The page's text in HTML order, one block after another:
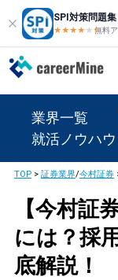
SPI対策問題集
★★★★ ★★
無料
業界一覧
就活ノウハウ
TOP> 証券業界/今村証券
【今村証
には？採
底解説！